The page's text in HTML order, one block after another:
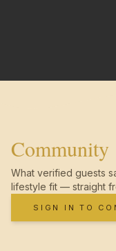
Community
What verified guests
lifestyle fit — straight
SIGN IN TO